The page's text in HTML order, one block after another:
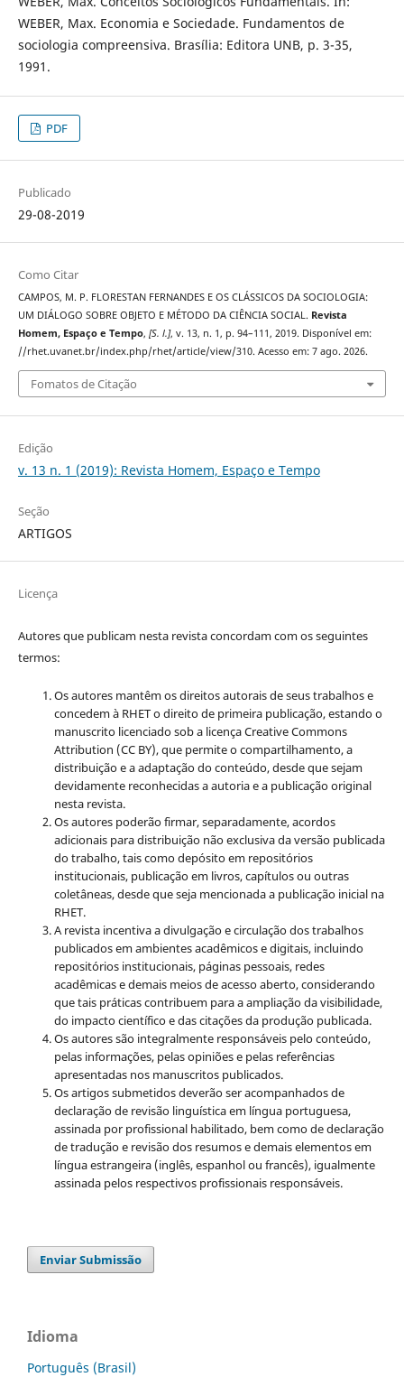
WEBER, Max. Economia e Sociedade. Fundamentos de
sociologia compreensiva. Brasília: Editora UNB, p. 3-35,
1991.
PDF
Publicado
29-08-2019
Como Citar
CAMPOS, M. P. FLORESTAN FERNANDES E OS CLÁSSICOS DA SOCIOLOGIA:
UM DIÁLOGO SOBRE OBJETO E MÉTODO DA CIÊNCIA SOCIAL. Revista
Homem, Espaço e Tempo, [S. l.], v. 13, n. 1, p. 94–111, 2019. Disponível em:
//rhet.uvanet.br/index.php/rhet/article/view/310. Acesso em: 7 ago. 2026.
Fomatos de Citação
Edição
v. 13 n. 1 (2019): Revista Homem, Espaço e Tempo
Seção
ARTIGOS
Licença
Autores que publicam nesta revista concordam com os seguintes
termos:
Os autores mantêm os direitos autorais de seus trabalhos e
concedem à RHET o direito de primeira publicação, estando o
manuscrito licenciado sob a licençaCreative Commons
Attribution (CC BY), que permite o compartilhamento, a
distribuição e a adaptação do conteúdo, desde que sejam
devidamente reconhecidas a autoria e a publicação original
nesta revista.
Os autores poderão firmar, separadamente, acordos
adicionais para distribuição não exclusiva da versão publicada
do trabalho, tais como depósito em repositórios
institucionais, publicação em livros, capítulos ou outras
coletâneas, desde que seja mencionada a publicação inicial na
RHET.
A revista incentiva a divulgação e circulação dos trabalhos
publicados em ambientes acadêmicos e digitais, incluindo
repositórios institucionais, páginas pessoais, redes
acadêmicas e demais meios de acesso aberto, considerando
que tais práticas contribuem para a ampliação da visibilidade,
do impacto científico e das citações da produção publicada.
Os autores são integralmente responsáveis pelo conteúdo,
pelas informações, pelas opiniões e pelas referências
apresentadas nos manuscritos publicados.
Os artigos submetidos deverão ser acompanhados de
declaração de revisão linguística em língua portuguesa,
assinada por profissional habilitado, bem como de declaração
de tradução e revisão dos resumos e demais elementos em
língua estrangeira (inglês, espanhol ou francês), igualmente
assinada pelos respectivos profissionais responsáveis.
Enviar Submissão
Idioma
Português (Brasil)